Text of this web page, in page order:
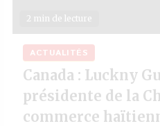
2 min de lecture
ACTUALITÉS
Canada : Luckny
présidente de la
commerce